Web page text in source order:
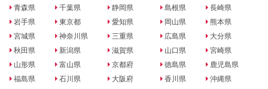
青森県
岩手県
宮城県
秋田県
山形県
福島県
千葉県
東京都
神奈川県
新潟県
富山県
石川県
静岡県
愛知県
三重県
滋賀県
京都府
大阪府
島根県
岡山県
広島県
山口県
徳島県
香川県
長崎県
熊本県
大分県
宮崎県
鹿児島県
沖縄県